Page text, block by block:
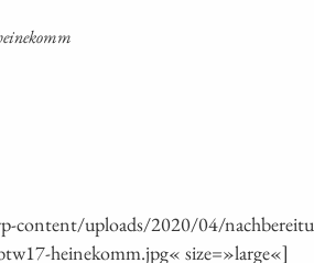
uploads/2020/04/
heinekomm.jpg« size=»large«]